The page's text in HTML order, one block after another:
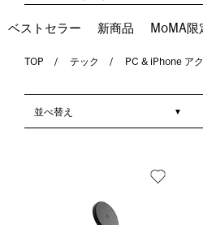
ベストセラー 新商品 MoMA限
TOP テック PC & iPhone ア
並べ替え